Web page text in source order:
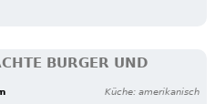
BURGER UND
Küche: amerikanisch